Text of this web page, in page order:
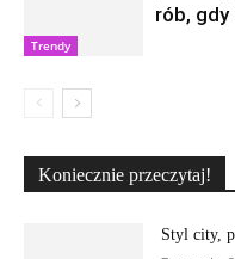
Trendy
rób, gdy
Koniecznie przeczytaj!
Styl city,